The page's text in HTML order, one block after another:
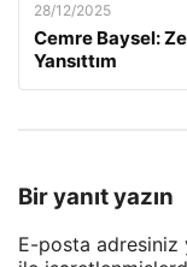
28/12/2025
Cemre Baysel:
Yansıttım
Bir yanıt yazın
E-posta adresiniz